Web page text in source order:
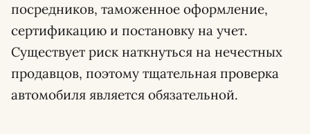
посредников, таможенное оформление,
сертификацию и постановку на учет.
Существует риск наткнуться на нечестных
продавцов, поэтому тщательная проверка
автомобиля является обязательной.